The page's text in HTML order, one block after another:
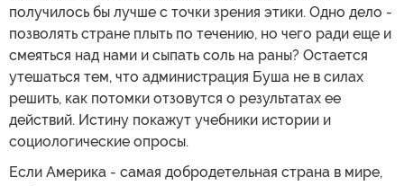
получилось бы лучше с точки зрения этики. Одно дело -
позволять стране плыть по течению, но чего ради еще и
смеяться над нами и сыпать соль на раны? Остается
утешаться тем, что администрация Буша не в силах
решить, как потомки отзовутся о результатах ее
действий. Истину покажут учебники истории и
социологические опросы.
Если Америка - самая добродетельная страна в мире,